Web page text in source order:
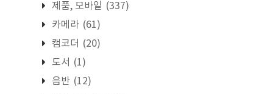
제품, 모바일 (337)
카메라 (61)
캠코더 (20)
도서 (1)
음반 (12)